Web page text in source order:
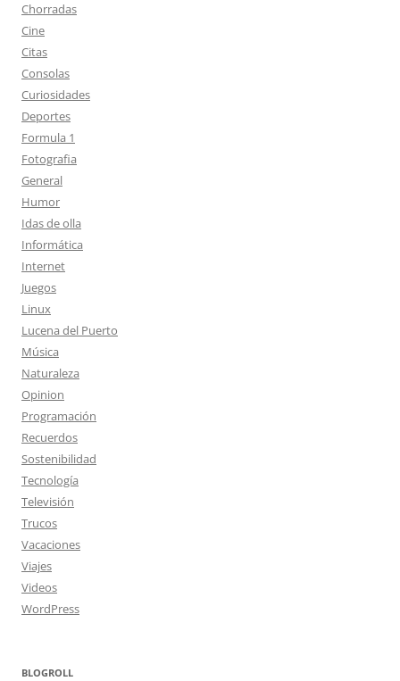
Chorradas
Cine
Citas
Consolas
Curiosidades
Deportes
Formula 1
Fotografia
General
Humor
Idas de olla
Informática
Internet
Juegos
Linux
Lucena del Puerto
Música
Naturaleza
Opinion
Programación
Recuerdos
Sostenibilidad
Tecnología
Televisión
Trucos
Vacaciones
Viajes
Videos
WordPress
BLOGROLL